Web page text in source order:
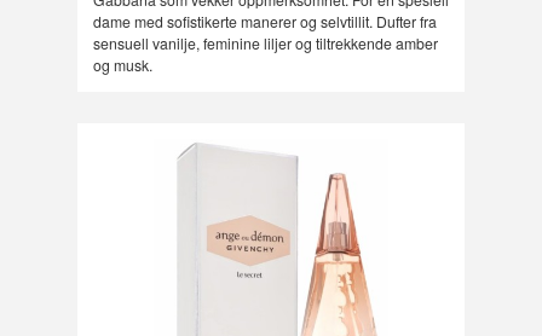
dame med sofistikerte manerer og selvtillit. Dufter fra
sensuell vanilje, feminine liljer og tiltrekkende amber
og musk.